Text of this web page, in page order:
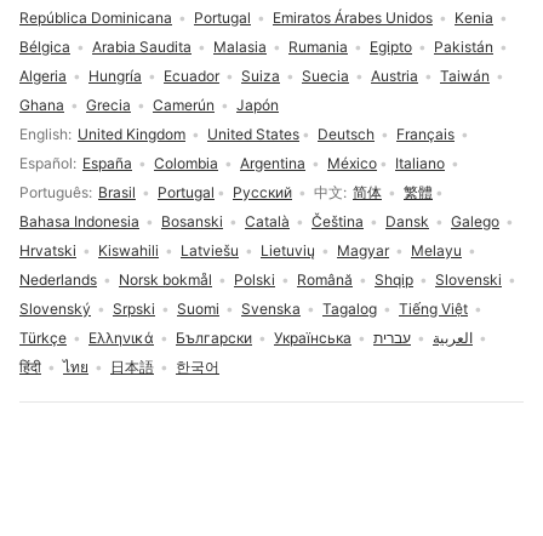
Selección de idioma
English United Kingdom United States Deutsch
Français
Español
España Colombia Argentina México
Italiano
Português Brasil Portugal Русский 中文 简体
繁體
Bahasa Indonesia
Bosanski Català Čeština Dansk
Galego
Hrvatski
Kiswahili Latviešu Lietuvių Magyar
Melayu
Nederlands
Norsk bokmål Polski Română Shqip
Slovenski
Slovenský
Srpski Suomi Svenska Tagalog
Tiếng Việt
Türkçe
Ελληνικά Български Українська עברית
العربية
हिंदी
ไทย 日本語 한국어
República Dominicana
Portugal Emiratos Árabes Unidos
Kenia
Bélgica
Arabia Saudita Malasia Rumania Egipto
Pakistán
Algeria
Hungría Ecuador Suiza Suecia Austria
Taiwán
Ghana
Grecia Camerún Japón